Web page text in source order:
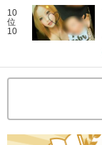
10
位
10